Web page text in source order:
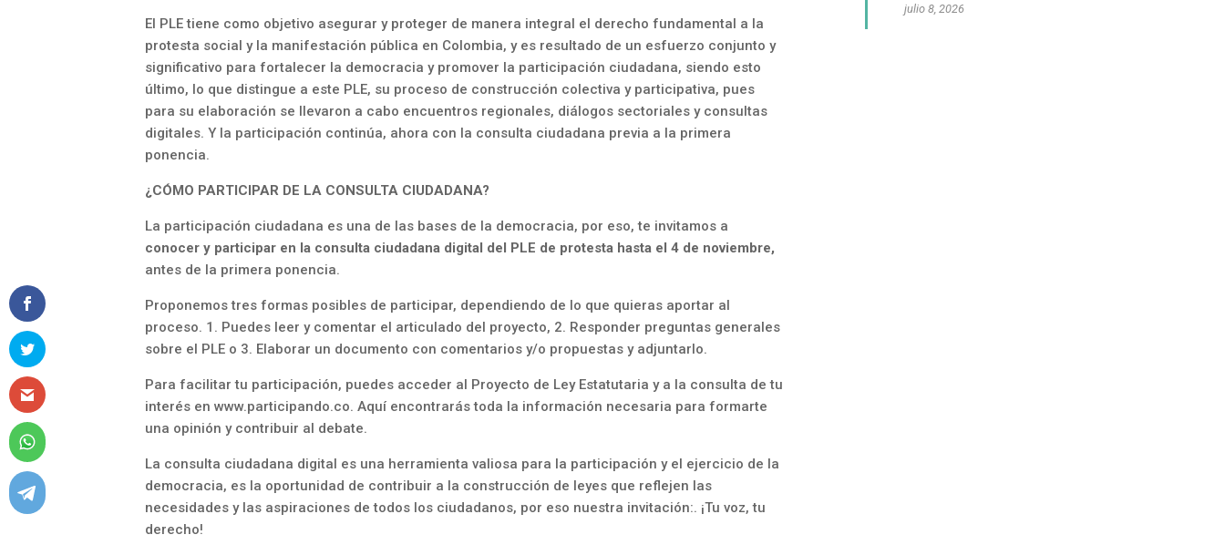
El PLE tiene como objetivo asegurar y proteger de manera integral el derecho fundamental a la
protesta social y la manifestación pública en Colombia, y es resultado de un esfuerzo conjunto y
significativo para fortalecer la democracia y promover la participación ciudadana, siendo esto
último, lo que distingue a este PLE, su proceso de construcción colectiva y participativa, pues
para su elaboración se llevaron a cabo encuentros regionales, diálogos sectoriales y consultas
digitales. Y la participación continúa, ahora con la consulta ciudadana previa a la primera
ponencia.
¿CÓMO PARTICIPAR DE LA CONSULTA CIUDADANA?
La participación ciudadana es una de las bases de la democracia, por eso, te invitamos a
conocer y participar en la consulta ciudadana digital del PLE de protesta hasta el 4 de noviembre,
antes de la primera ponencia.
Proponemos tres formas posibles de participar, dependiendo de lo que quieras aportar al
proceso. 1. Puedes leer y comentar el articulado del proyecto, 2. Responder preguntas generales
sobre el PLE o 3. Elaborar un documento con comentarios y/o propuestas y adjuntarlo.
Para facilitar tu participación, puedes acceder al Proyecto de Ley Estatutaria y a la consulta de tu
interés enwww.participando.co. Aquí encontrarás toda la información necesaria para formarte
una opinión y contribuir al debate.
La consulta ciudadana digital es una herramienta valiosa para la participación y el ejercicio de la
democracia, es la oportunidad de contribuir a la construcción de leyes que reflejen las
necesidades y las aspiraciones de todos los ciudadanos, por eso nuestra invitación:. ¡Tu voz, tu
derecho!
julio 8, 2026